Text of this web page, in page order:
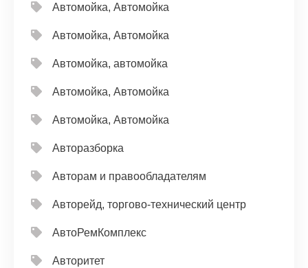
Автомойка, Автомойка
Автомойка, Автомойка
Автомойка, автомойка
Автомойка, Автомойка
Автомойка, Автомойка
Авторазборка
Авторам и правообладателям
Авторейд, торгово-технический центр
АвтоРемКомплекс
Авторитет